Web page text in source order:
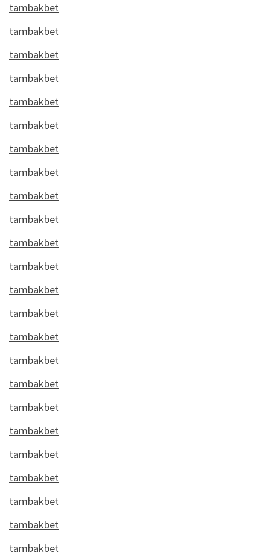
tambakbet
tambakbet
tambakbet
tambakbet
tambakbet
tambakbet
tambakbet
tambakbet
tambakbet
tambakbet
tambakbet
tambakbet
tambakbet
tambakbet
tambakbet
tambakbet
tambakbet
tambakbet
tambakbet
tambakbet
tambakbet
tambakbet
tambakbet
tambakbet